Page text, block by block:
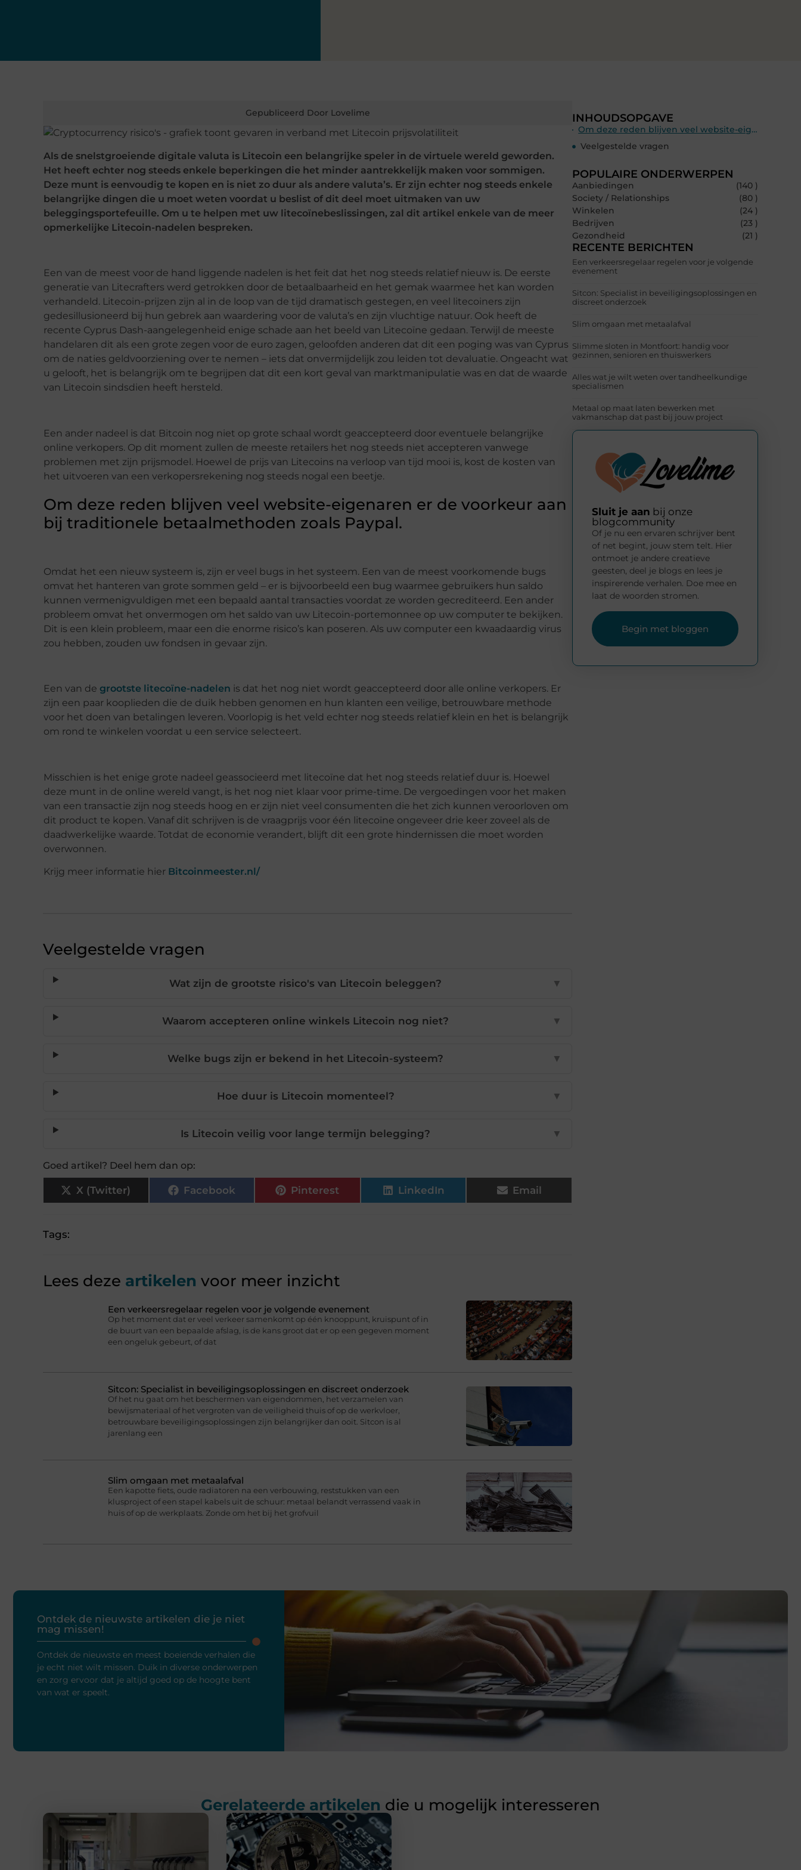
Gepubliceerd Door Lovelime
Als de snelstgroeiende digitale valuta is Litecoin een belangrijke speler in de virtuele wereld geworden.
Het heeft echter nog steeds enkele beperkingen die het minder aantrekkelijk maken voor sommigen.
Deze munt is eenvoudig te kopen en is niet zo duur als andere valuta’s. Er zijn echter nog steeds enkele
belangrijke dingen die u moet weten voordat u beslist of dit deel moet uitmaken van uw
beleggingsportefeuille. Om u te helpen met uw litecoïnebeslissingen, zal dit artikel enkele van de meer
opmerkelijke Litecoin-nadelen bespreken.
Een van de meest voor de hand liggende nadelen is het feit dat het nog steeds relatief nieuw is. De eerste
generatie van Litecrafters werd getrokken door de betaalbaarheid en het gemak waarmee het kan worden
verhandeld. Litecoin-prijzen zijn al in de loop van de tijd dramatisch gestegen, en veel litecoiners zijn
gedesillusioneerd bij hun gebrek aan waardering voor de valuta’s en zijn vluchtige natuur. Ook heeft de
recente Cyprus Dash-aangelegenheid enige schade aan het beeld van Litecoïne gedaan. Terwijl de meeste
handelaren dit als een grote zegen voor de euro zagen, geloofden anderen dat dit een poging was van Cyprus
om de naties geldvoorziening over te nemen – iets dat onvermijdelijk zou leiden tot devaluatie. Ongeacht wat
u gelooft, het is belangrijk om te begrijpen dat dit een kort geval van marktmanipulatie was en dat de waarde
van Litecoin sindsdien heeft hersteld.
Een ander nadeel is dat Bitcoin nog niet op grote schaal wordt geaccepteerd door eventuele belangrijke
online verkopers. Op dit moment zullen de meeste retailers het nog steeds niet accepteren vanwege
problemen met zijn prijsmodel. Hoewel de prijs van Litecoins na verloop van tijd mooi is, kost de kosten van
het uitvoeren van een verkopersrekening nog steeds nogal een beetje.
Om deze reden blijven veel website-eigenaren er de voorkeur aan
bij traditionele betaalmethoden zoals Paypal.
Omdat het een nieuw systeem is, zijn er veel bugs in het systeem. Een van de meest voorkomende bugs
omvat het hanteren van grote sommen geld – er is bijvoorbeeld een bug waarmee gebruikers hun saldo
kunnen vermenigvuldigen met een bepaald aantal transacties voordat ze worden gecrediteerd. Een ander
probleem omvat het onvermogen om het saldo van uw Litecoin-portemonnee op uw computer te bekijken.
Dit is een klein probleem, maar een die enorme risico’s kan poseren. Als uw computer een kwaadaardig virus
zou hebben, zouden uw fondsen in gevaar zijn.
Een van de grootste litecoïne-nadelen is dat het nog niet wordt geaccepteerd door alle online verkopers. Er
zijn een paar kooplieden die de duik hebben genomen en hun klanten een veilige, betrouwbare methode
voor het doen van betalingen leveren. Voorlopig is het veld echter nog steeds relatief klein en het is belangrijk
om rond te winkelen voordat u een service selecteert.
Misschien is het enige grote nadeel geassocieerd met litecoïne dat het nog steeds relatief duur is. Hoewel
deze munt in de online wereld vangt, is het nog niet klaar voor prime-time. De vergoedingen voor het maken
van een transactie zijn nog steeds hoog en er zijn niet veel consumenten die het zich kunnen veroorloven om
dit product te kopen. Vanaf dit schrijven is de vraagprijs voor één litecoïne ongeveer drie keer zoveel als de
daadwerkelijke waarde. Totdat de economie verandert, blijft dit een grote hindernissen die moet worden
overwonnen.
Krijg meer informatie hier Bitcoinmeester.nl/
Veelgestelde vragen
Wat zijn de grootste risico's van Litecoin beleggen? ▼
Waarom accepteren online winkels Litecoin nog niet? ▼
Welke bugs zijn er bekend in het Litecoin-systeem? ▼
Hoe duur is Litecoin momenteel? ▼
Is Litecoin veilig voor lange termijn belegging? ▼
Goed artikel? Deel hem dan op:
X (Twitter) Facebook Pinterest LinkedIn Email
Tags:
Lees deze artikelen voor meer inzicht
Een verkeersregelaar regelen voor je volgende evenement
Op het moment dat er veel verkeer samenkomt op één knooppunt, kruispunt of in
de buurt van een bepaalde afslag, is de kans groot dat er op een gegeven moment
een ongeluk gebeurt, of dat
Sitcon: Specialist in beveiligingsoplossingen en discreet onderzoek
Of het nu gaat om het beschermen van eigendommen, het verzamelen van
bewijsmateriaal of het vergroten van de veiligheid thuis of op de werkvloer,
betrouwbare beveiligingsoplossingen zijn belangrijker dan ooit. Sitcon is al
jarenlang een
Slim omgaan met metaalafval
Een kapotte fiets, oude radiatoren na een verbouwing, reststukken van een
klusproject of een stapel kabels uit de schuur: metaal belandt verrassend vaak in
huis of op de werkplaats. Zonde om het bij het grofvuil
INHOUDSOPGAVE
Om deze reden blijven veel website-eigenaren er de voorkeur aan bij traditionele betaalmethoden zoals Paypal.
Veelgestelde vragen
POPULAIRE ONDERWERPEN
Aanbiedingen
(140 )
Society / Relationships
(80 )
Winkelen
(24 )
Bedrijven
(23 )
Gezondheid
(21 )
RECENTE BERICHTEN
Een verkeersregelaar regelen voor je volgende
evenement
Sitcon: Specialist in beveiligingsoplossingen en
discreet onderzoek
Slim omgaan met metaalafval
Slimme sloten in Montfoort: handig voor
gezinnen, senioren en thuiswerkers
Alles wat je wilt weten over tandheelkundige
specialismen
Metaal op maat laten bewerken met
vakmanschap dat past bij jouw project
Sluit je aan bij onze
blogcommunity
Of je nu een ervaren schrijver bent
of net begint, jouw stem telt. Hier
ontmoet je andere creatieve
geesten, deel je blogs en lees je
inspirerende verhalen. Doe mee en
laat de woorden stromen.
Begin met bloggen
Ontdek de nieuwste artikelen die je niet
mag missen!
Ontdek de nieuwste en meest boeiende verhalen die
je echt niet wilt missen. Duik in diverse onderwerpen
en zorg ervoor dat je altijd goed op de hoogte bent
van wat er speelt.
Gerelateerde artikelen die u mogelijk interesseren